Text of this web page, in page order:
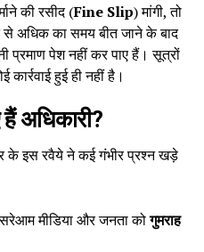
की रसीद (Fine Slip) मांगी, तो
अधिक का समय बीत जाने के बाद
प्रमाण पेश नहीं कर पाए हैं। सूत्रों
हुई ही नहीं है।
अधिकारी?
के इस रवैये ने कई गंभीर प्रश्न खड़े
सरेआम मीडिया और जनता कोगुमराह